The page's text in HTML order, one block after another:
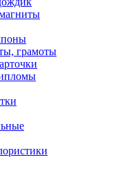
грамоты